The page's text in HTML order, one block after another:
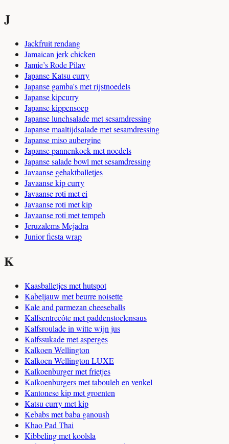
J
Jackfruit rendang
Jamaican jerk chicken
Jamie’s Rode Pilav
Japanse Katsu curry
Japanse gamba's met rijstnoedels
Japanse kipcurry
Japanse kippensoep
Japanse lunchsalade met sesamdressing
Japanse maaltijdsalade met sesamdressing
Japanse miso aubergine
Japanse pannenkoek met noedels
Japanse salade bowl met sesamdressing
Javaanse gehaktballetjes
Javaanse kip curry
Javaanse roti met ei
Javaanse roti met kip
Javaanse roti met tempeh
Jeruzalems Mejadra
Junior fiesta wrap
K
Kaasballetjes met hutspot
Kabeljauw met beurre noisette
Kale and parmezan cheeseballs
Kalfsentrecôte met paddenstoelensaus
Kalfsroulade in witte wijn jus
Kalfssukade met asperges
Kalkoen Wellington
Kalkoen Wellington LUXE
Kalkoenburger met frietjes
Kalkoenburgers met tabouleh en venkel
Kantonese kip met groenten
Katsu curry met kip
Kebabs met baba ganoush
Khao Pad Thai
Kibbeling met koolsla